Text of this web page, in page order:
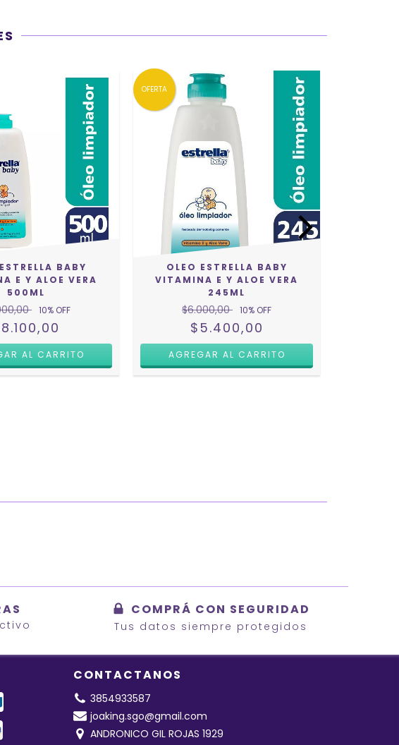
BABY
E Y ALOE VERA
500ML
10% OFF
OFERTA
OLEO ESTRELLA BABY
VITAMINA E Y ALOE VERA
245ML
$6.000,00 10% OFF
$5.400,00
COMPRÁ CON SEGURIDAD
Tus datos siempre protegidos
CONTACTANOS
3854933587
joaking.sgo@gmail.com
ANDRONICO GIL ROJAS 1929